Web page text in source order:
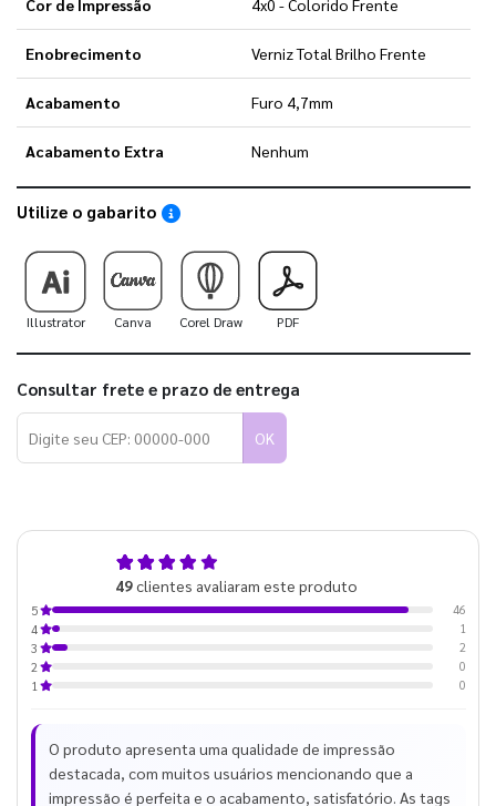
Enobrecimento Verniz Total Brilho Frente
Acabamento Furo 4,7mm
Acabamento Extra Nenhum
Utilize o gabarito Saiba como utilizar os nossos gabaritos
Illustrator Canva Corel Draw PDF
Consultar frete e prazo de entrega
OK
49clientes avaliaram este produto
5
46
4
1
3
2
2
0
1
0
O produto apresenta uma qualidade de impressão
destacada, com muitos usuários mencionando que a
impressão é perfeita e o acabamento, satisfatório. As tags